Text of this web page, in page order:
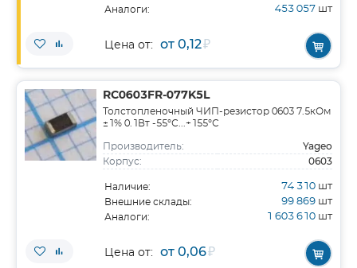
Аналоги: 453 057 шт
Цена от: от 0,12₽
RC0603FR-077K5L
Толстопленочный ЧИП-резистор 0603 7.5кОм
±1% 0.1Вт -55°С...+155°С
Производитель: Yageo
Корпус: 0603
Наличие: 74 310 шт
Внешние склады: 99 869 шт
Аналоги: 1 603 610 шт
Цена от: от 0,06₽